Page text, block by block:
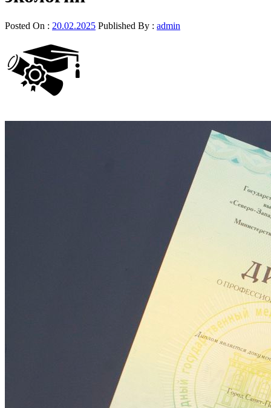
Posted On : 20.02.2025 Published By : admin